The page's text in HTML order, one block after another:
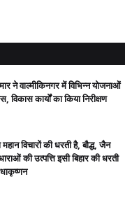
ने वाल्मीकिनगर में विभिन्न योजनाओं
विकास कार्यों का किया निरीक्षण
विचारों की धरती है, बौद्ध, जैन
की उत्पत्ति इसी बिहार की धरती